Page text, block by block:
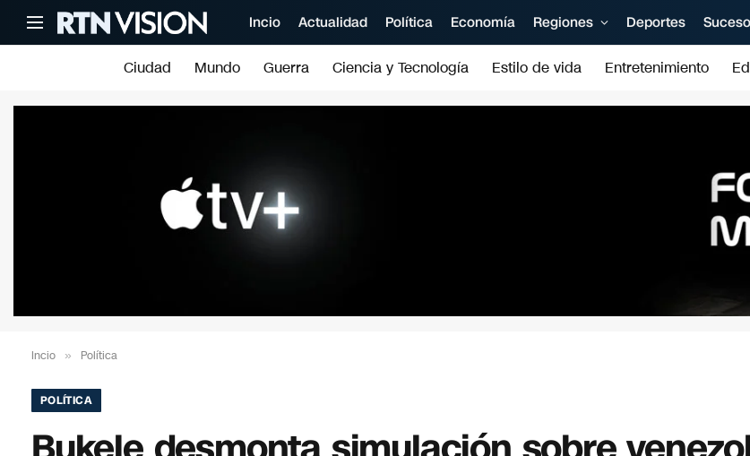
Incio Actualidad Política Economía Regiones Deportes
Ciudad Mundo Guerra Ciencia y Tecnología Estilo de vida Entretenimiento
Incio » Política
POLÍTICA